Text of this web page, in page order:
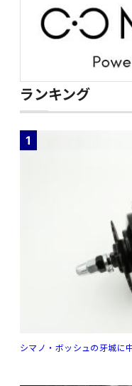
ランキング
1
シマノ・ボッシュの牙城